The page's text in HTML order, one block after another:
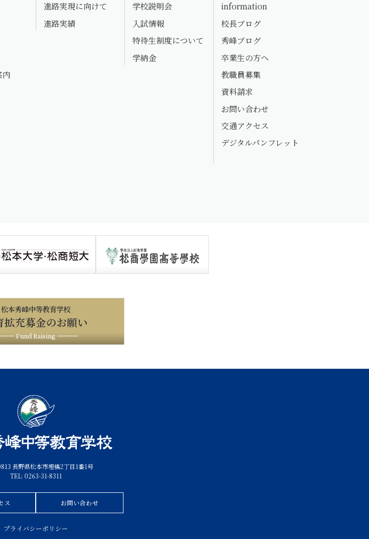
内
進路実現に向けて
進路実績
学校説明会
入試情報
特待生制度について
学納金
information
校長ブログ
秀峰ブログ
卒業生の方へ
教職員募集
資料請求
お問い合わせ
交通アクセス
デジタルパンフレット
松本秀峰中等教育学校
拡充募金のお願い
Fund Raising
長野県松本市埋橋2丁目1番1号
TEL: 0263-31-8311
ス お問い合わせ
プライバシーポリシー